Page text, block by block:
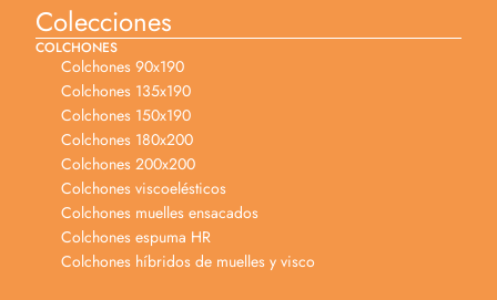
Colecciones
COLCHONES
Colchones 90x190
Colchones 135x190
Colchones 150x190
Colchones 180x200
Colchones 200x200
Colchones viscoelésticos
Colchones muelles ensacados
Colchones espuma HR
Colchones híbridos de muelles y visco